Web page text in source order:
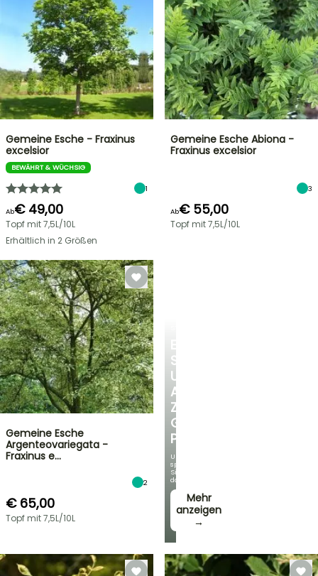
SIE
UNSERE
AUSWAHL
ZU
GÜNSTIGEN
PREISEN
Und
sparen
Sie
dabei!
Mehr
anzeigen
→
Gemeine Esche - Fraxinus
excelsior
BEWÄHRT & WÜCHSIG
1
Ab€ 49,00
Topf mit 7,5L/10L
Erhältlich in 2 Größen
Gemeine Esche Abiona -
Fraxinus excelsior
3
Ab€ 55,00
Topf mit 7,5L/10L
Gemeine Esche
Argenteovariegata -
Fraxinus e…
2
€ 65,00
Topf mit 7,5L/10L